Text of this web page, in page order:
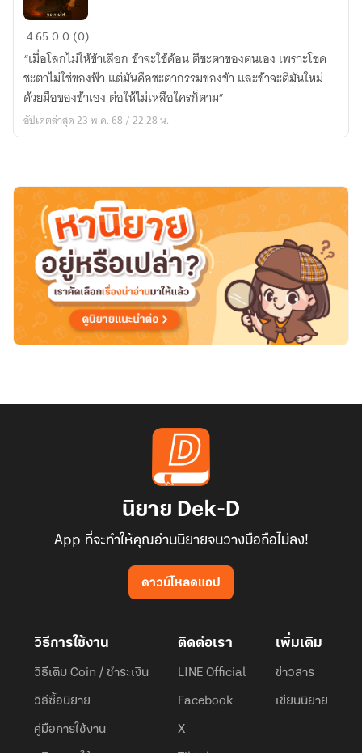
ประกาย
ไฟ
ใน
มรรคา
46500 (0)
“เมื่อโลกไม่ให้ข้าเลือก ข้าจะใช้ค้อน ตีชะตาของตนเอง เพราะโชค
ชะตาไม่ใช่ของฟ้า แต่มันคือชะตากรรมของข้า และข้าจะตีมันใหม่
ด้วยมือของข้าเอง ต่อให้ไม่เหลือใครก็ตาม”
อัปเดตล่าสุด 23 พ.ค. 68 / 22:28 น.
นิยาย Dek-D
App ที่จะทำให้คุณอ่านนิยายจนวางมือถือไม่ลง!
ดาวน์โหลดแอป
วิธีการใช้งาน
วิธีเติม Coin / ชำระเงิน
วิธีซื้อนิยาย
คู่มือการใช้งาน
ติดต่อเรา
LINE Official
Facebook
X
เพิ่มเติม
ข่าวสาร
เขียนนิยาย